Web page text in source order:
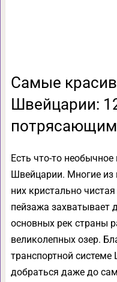
Самые
Швейцарии:
Есть что-то
Швейцарии. Многие из
них кристально
пейзажа захватывает
основных рек страны
великолепных озер.
транспортной
добраться даже до